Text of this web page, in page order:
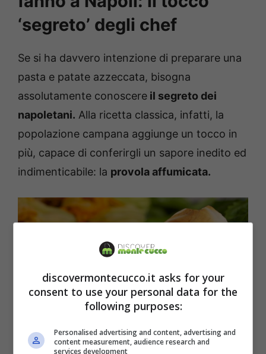
‘segreto’ degli chef
Se si ha davvero intenzione di preparare una
pasta e patate azzeccata, bisogna
assolutamente conoscere il segreto dei
napoletani. Alla ricetta classica, infatti, la
popolazione campana aggiunge un tocco in
più, capace di conferirgli un sapore inedito ed
indimenticabile: la provola affumicata.
discovermontecucco.it asks for your
consent to use your personal data for the
following purposes:
Personalised advertising and content, advertising and
content measurement, audience research and
services development